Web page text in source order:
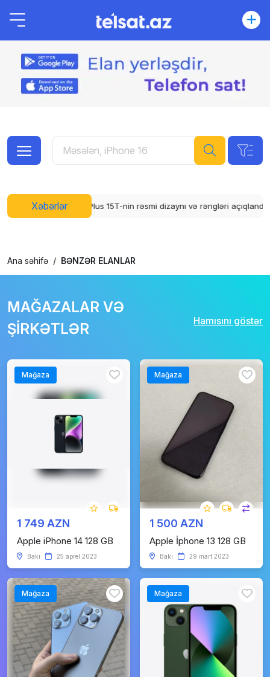
Xəbərlər
15T-nin rəsmi dizaynı və rəngləri açıqlandı WhatsApp üçün abunə
Ana səhifə BƏNZƏR ELANLAR
MAĞAZALAR VƏ
ŞİRKƏTLƏR
Hamısını göstər
Mağaza
1 749 AZN
Apple iPhone 14 128 GB
Bakı 25 aprel 2023
Mağaza
1 500 AZN
Apple İphone 13 128 GB
Bakı 29 mart 2023
Mağaza Mağaza